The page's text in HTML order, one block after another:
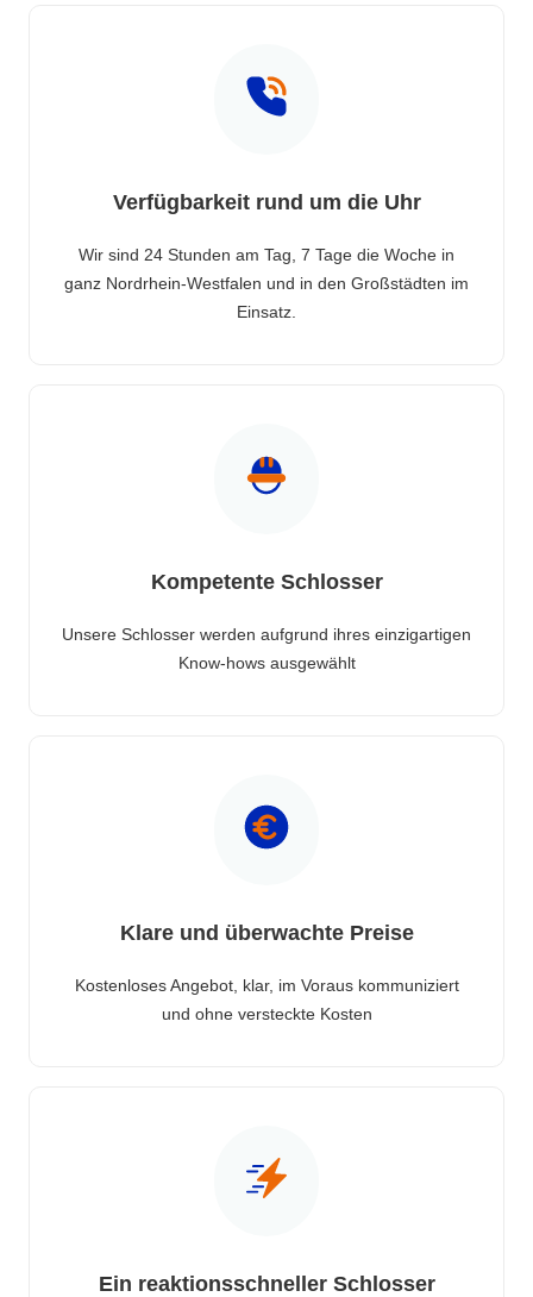
Verfügbarkeit rund um die Uhr
Wir sind 24 Stunden am Tag, 7 Tage die Woche in
ganz Nordrhein-Westfalen und in den Großstädten im
Einsatz.
Kompetente Schlosser
Unsere Schlosser werden aufgrund ihres einzigartigen
Know-hows ausgewählt
Klare und überwachte Preise
Kostenloses Angebot, klar, im Voraus kommuniziert
und ohne versteckte Kosten
Ein reaktionsschneller Schlosser